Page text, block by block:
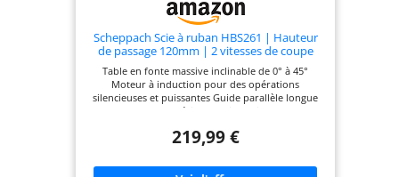
Scheppach Scie à ruban HBS261 | Hauteur
de passage 120mm | 2 vitesses de coupe
660/960 m/min | Réglage de la table 0-45° |
Gabarit de coupe transversale et butée
parallèle inclus
Table en fonte massive inclinable de 0° à 45°
Moteur à induction pour des opérations
silencieuses et puissantes Guide parallèle longue
pour un coupe précis et droite 2 vitesses pour
Hauteur de coupe, jusqu’à 120 mm de haut
219,99 €